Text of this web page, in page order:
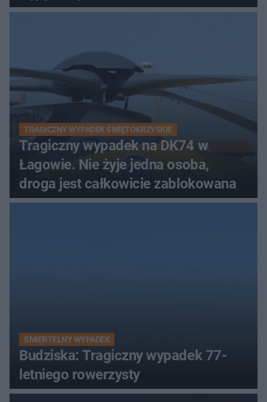
TRAGICZNY WYPADEK ŚWIĘTOKRZYSKIE
Tragiczny wypadek na DK74 w
Łagowie. Nie żyje jedna osoba,
droga jest całkowicie zablokowana
ŚMIERTELNY WYPADEK
Budziska: Tragiczny wypadek 77-
letniego rowerzysty